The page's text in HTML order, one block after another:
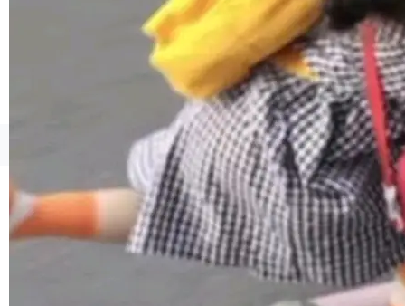
源评测集中，Hy ASR 3.0 preview 在多语种的
©OSCHINA(OSChina.NET) 京ICP备2025119063号